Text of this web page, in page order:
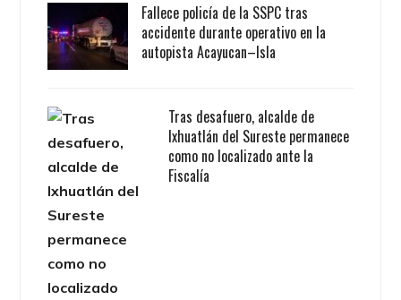
Fallece policía de la SSPC tras
accidente durante operativo en la
autopista Acayucan–Isla
Tras desafuero, alcalde de
Ixhuatlán del Sureste permanece
como no localizado ante la
Fiscalía